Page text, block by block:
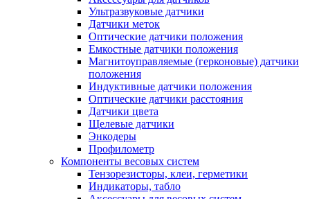
Ультразвуковые датчики
Датчики меток
Оптические датчики положения
Емкостные датчики положения
Магнитоуправляемые (герконовые) датчики
положения
Индуктивные датчики положения
Оптические датчики расстояния
Датчики цвета
Щелевые датчики
Энкодеры
Профилометр
Компоненты весовых систем
Тензорезисторы, клеи, герметики
Индикаторы, табло